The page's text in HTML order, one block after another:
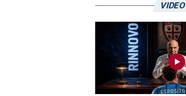
VIDEO